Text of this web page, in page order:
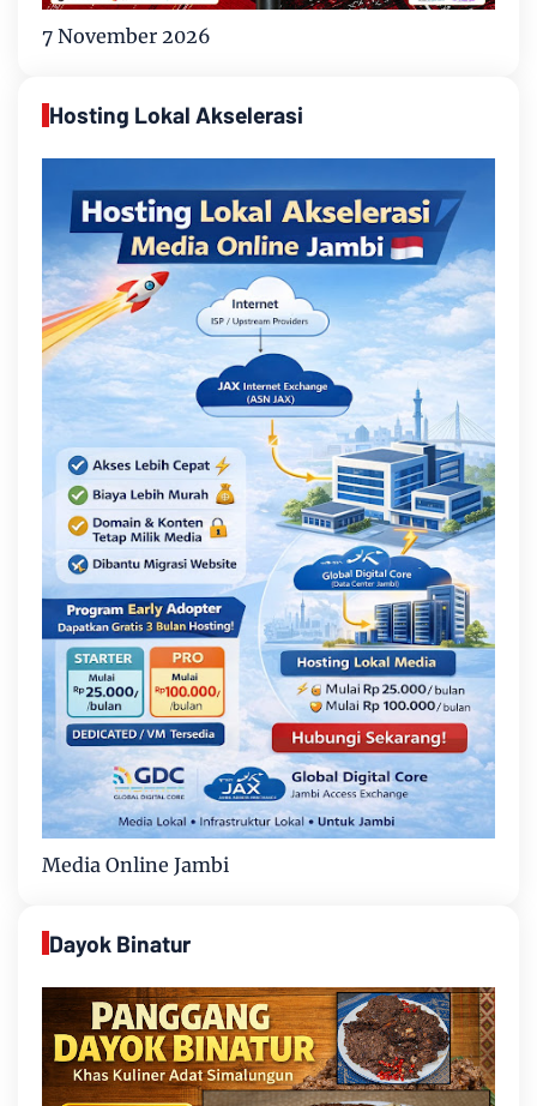
7 November 2026
Hosting Lokal Akselerasi
Media Online Jambi
Dayok Binatur